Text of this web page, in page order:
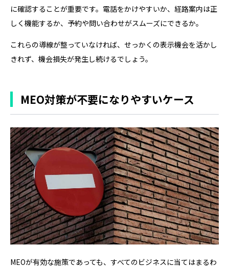
に確認することが重要です。電話をかけやすいか、経路案内は正
しく機能するか、予約や問い合わせがスムーズにできるか。
これらの導線が整っていなければ、せっかくの表示機会を活かし
きれず、機会損失が発生し続けるでしょう。
MEO対策が不要になりやすいケース
MEOが有効な施策であっても、すべてのビジネスに当てはまるわ